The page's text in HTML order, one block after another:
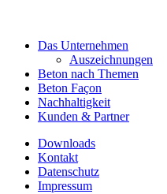
Das Unternehmen
Auszeichnungen
Beton nach Themen
Beton Façon
Nachhaltigkeit
Kunden & Partner
Downloads
Kontakt
Datenschutz
Impressum